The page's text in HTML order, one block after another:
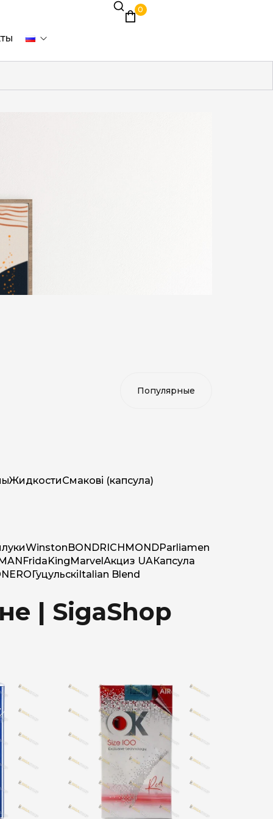
0
ЖидкостиСмакові (капсула)
WinstonBONDRICHMONDParliamen
FridaKingMarvelАкциз UAКапсула
NEROГуцульскіItalian Blend
| SigaShop